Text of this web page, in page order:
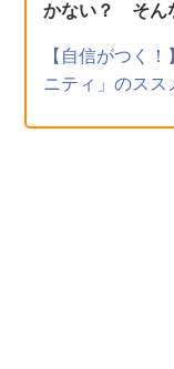
かない？ そん
【自信がつく
ニティ」のスス